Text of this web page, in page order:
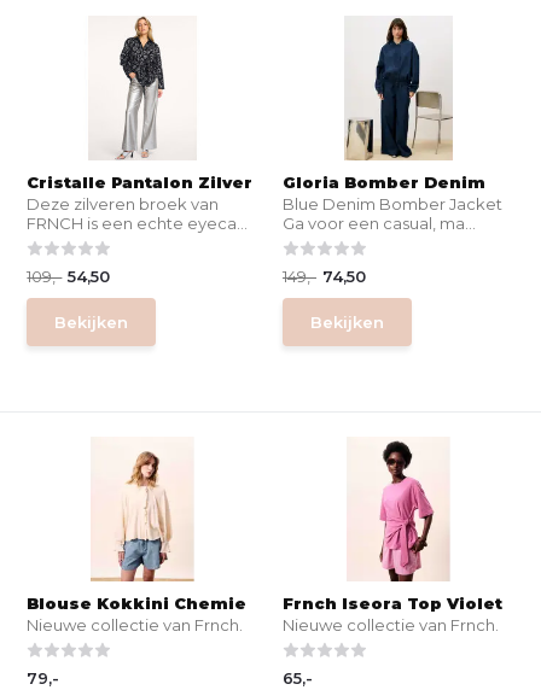
Cristalle Pantalon Zilver
Deze zilveren broek van
FRNCH is een echte eyeca...
109,- 54,50
Bekijken
Gloria Bomber Denim
Blue Denim Bomber Jacket
Ga voor een casual, ma...
149,- 74,50
Bekijken
Blouse Kokkini Chemie
Nieuwe collectie van Frnch.
79,-
Frnch Iseora Top Violet
Nieuwe collectie van Frnch.
65,-